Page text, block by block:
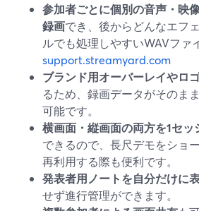
参加者ごとに個別の音声・映
録画でき、後からどんなエフ
ルでも処理しやすいWAVファ
support.streamyard.com
ブランド用オーバーレイやロ
るため、録画データがそのま
可能です。
横画面・縦画面の両方を1セッ
できるので、長尺デモをショ
再利用する際も便利です。
発表者用ノートを自分だけに
せず進行管理ができます。